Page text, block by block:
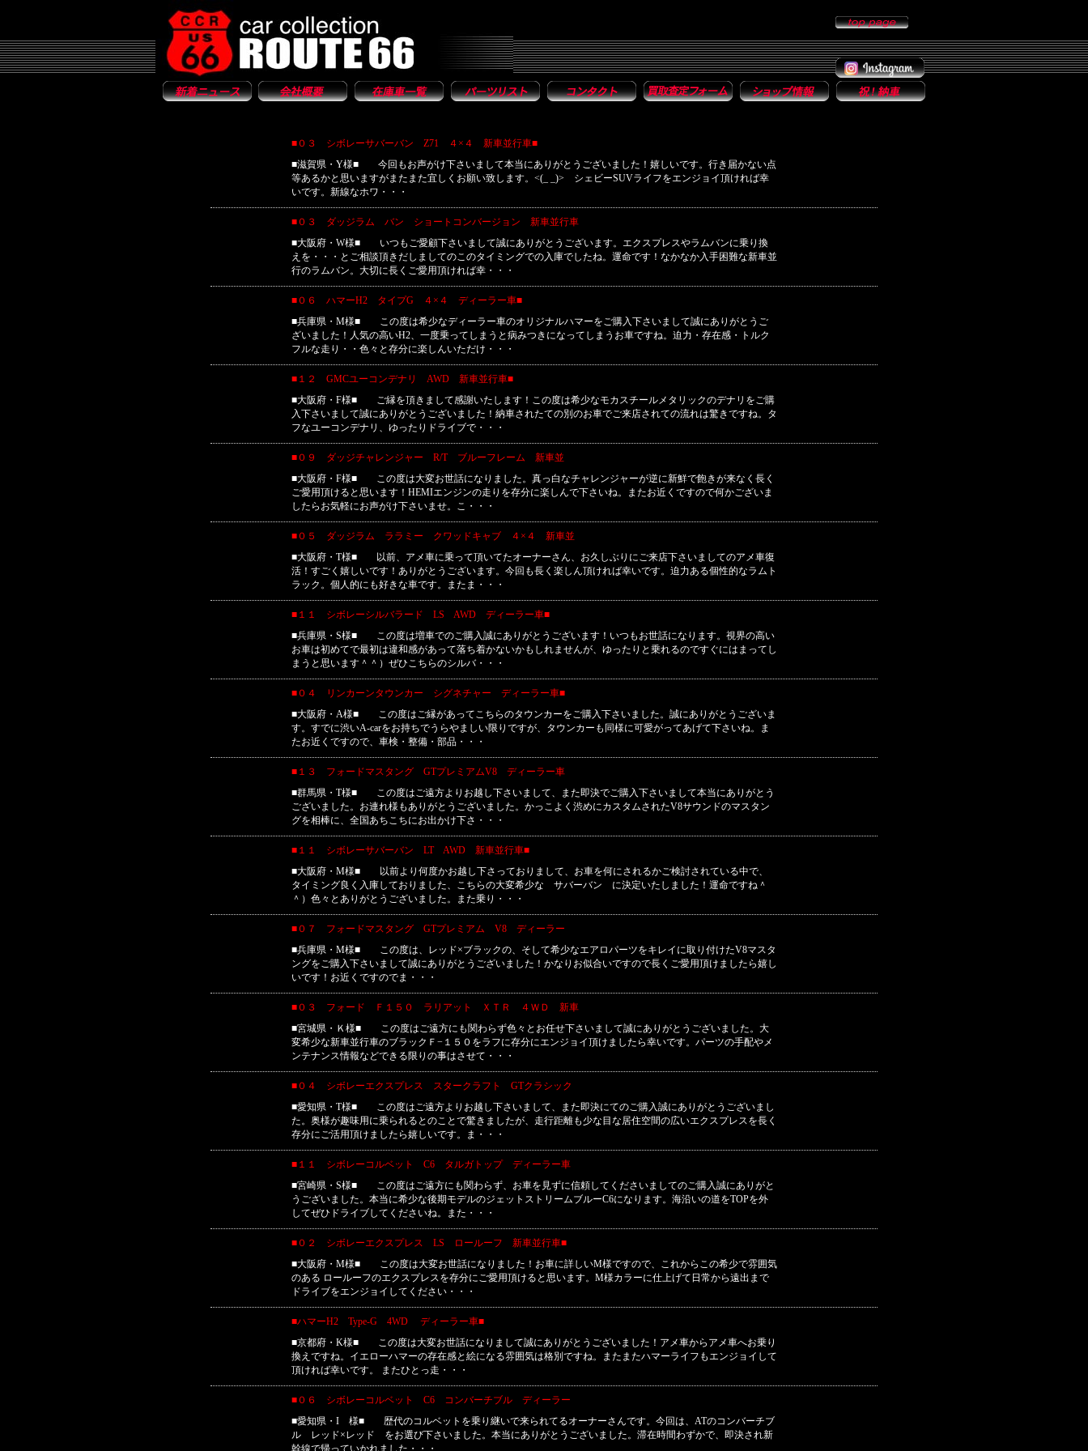
■０３ シボレーサバーバン Z71 ４×４ 新車並行車■
■滋賀県・Y様■ 今回もお声がけ下さいまして本当にありがとうございました！嬉しいです。行き届かない点
等あるかと思いますがまたまた宜しくお願い致します。<(_ _)> シェビーSUVライフをエンジョイ頂ければ幸
いです。新線なホワ・・・
■０３ ダッジラム バン ショートコンバージョン 新車並行車
■大阪府・W様■ いつもご愛顧下さいまして誠にありがとうございます。エクスプレスやラムバンに乗り換
えを・・・とご相談頂きだしましてのこのタイミングでの入庫でしたね。運命です！なかなか入手困難な新車並
行のラムバン。大切に長くご愛用頂ければ幸・・・
■０６ ハマーH2 タイプG ４×４ ディーラー車■
■兵庫県・M様■ この度は希少なディーラー車のオリジナルハマーをご購入下さいまして誠にありがとうご
ざいました！人気の高いH2、一度乗ってしまうと病みつきになってしまうお車ですね。迫力・存在感・トルク
フルな走り・・色々と存分に楽しんいただけ・・・
■１２ GMCユーコンデナリ AWD 新車並行車■
■大阪府・F様■ ご縁を頂きまして感謝いたします！この度は希少なモカスチールメタリックのデナリをご購
入下さいまして誠にありがとうございました！納車されたての別のお車でご来店されての流れは驚きですね。タ
フなユーコンデナリ、ゆったりドライブで・・・
■０９ ダッジチャレンジャー R/T ブルーフレーム 新車並
■大阪府・F様■ この度は大変お世話になりました。真っ白なチャレンジャーが逆に新鮮で飽きが来なく長く
ご愛用頂けると思います！HEMIエンジンの走りを存分に楽しんで下さいね。またお近くですので何かございま
したらお気軽にお声がけ下さいませ。こ・・・
■０５ ダッジラム ララミー クワッドキャブ ４×４ 新車並
■大阪府・T様■ 以前、アメ車に乗って頂いてたオーナーさん、お久しぶりにご来店下さいましてのアメ車復
活！すごく嬉しいです！ありがとうございます。今回も長く楽しん頂ければ幸いです。迫力ある個性的なラムト
ラック。個人的にも好きな車です。またま・・・
■１１ シボレーシルバラード LS AWD ディーラー車■
■兵庫県・S様■ この度は増車でのご購入誠にありがとうございます！いつもお世話になります。視界の高い
お車は初めてで最初は違和感があって落ち着かないかもしれませんが、ゆったりと乗れるのですぐにはまってし
まうと思います＾＾）ぜひこちらのシルバ・・・
■０４ リンカーンタウンカー シグネチャー ディーラー車■
■大阪府・A様■ この度はご縁があってこちらのタウンカーをご購入下さいました。誠にありがとうございま
す。すでに渋いA-carをお持ちでうらやましい限りですが、タウンカーも同様に可愛がってあげて下さいね。ま
たお近くですので、車検・整備・部品・・・
■１３ フォードマスタング GTプレミアムV8 ディーラー車
■群馬県・T様■ この度はご遠方よりお越し下さいまして、また即決でご購入下さいまして本当にありがとう
ございました。お連れ様もありがとうございました。かっこよく渋めにカスタムされたV8サウンドのマスタン
グを相棒に、全国あちこちにお出かけ下さ・・・
■１１ シボレーサバーバン LT AWD 新車並行車■
■大阪府・M様■ 以前より何度かお越し下さっておりまして、お車を何にされるかご検討されている中で、
タイミング良く入庫しておりました、こちらの大変希少な サバーバン に決定いたしました！運命ですね＾
＾）色々とありがとうございました。また乗り・・・
■０７ フォードマスタング GTプレミアム V8 ディーラー
■兵庫県・M様■ この度は、レッド×ブラックの、そして希少なエアロパーツをキレイに取り付けたV8マスタ
ングをご購入下さいまして誠にありがとうございました！かなりお似合いですので長くご愛用頂けましたら嬉し
いです！お近くですのでま・・・
■０３ フォード Ｆ１５０ ラリアット ＸＴＲ ４ＷＤ 新車
■宮城県・Ｋ様■ この度はご遠方にも関わらず色々とお任せ下さいまして誠にありがとうございました。大
変希少な新車並行車のブラックＦ−１５０をラフに存分にエンジョイ頂けましたら幸いです。パーツの手配やメ
ンテナンス情報などできる限りの事はさせて・・・
■０４ シボレーエクスプレス スタークラフト GTクラシック
■愛知県・T様■ この度はご遠方よりお越し下さいまして、また即決にてのご購入誠にありがとうございまし
た。奥様が趣味用に乗られるとのことで驚きましたが、走行距離も少な目な居住空間の広いエクスプレスを長く
存分にご活用頂けましたら嬉しいです。ま・・・
■１１ シボレーコルベット C6 タルガトップ ディーラー車
■宮崎県・S様■ この度はご遠方にも関わらず、お車を見ずに信頼してくださいましてのご購入誠にありがと
うございました。本当に希少な後期モデルのジェットストリームブルーC6になります。海沿いの道をTOPを外
してぜひドライブしてくださいね。また・・・
■０２ シボレーエクスプレス LS ロールーフ 新車並行車■
■大阪府・M様■ この度は大変お世話になりました！お車に詳しいM様ですので、これからこの希少で雰囲気
のある ロールーフのエクスプレスを存分にご愛用頂けると思います。M様カラーに仕上げて日常から遠出まで
ドライブをエンジョイしてください・・・
■ハマーH2 Type-G 4WD ディーラー車■
■京都府・K様■ この度は大変お世話になりまして誠にありがとうございました！アメ車からアメ車へお乗り
換えですね。イエローハマーの存在感と絵になる雰囲気は格別ですね。またまたハマーライフもエンジョイして
頂ければ幸いです。 またひとっ走・・・
■０６ シボレーコルベット C6 コンバーチブル ディーラー
■愛知県・I 様■ 歴代のコルベットを乗り継いで来られてるオーナーさんです。今回は、ATのコンバーチブ
ル レッド×レッド をお選び下さいました。本当にありがとうございました。滞在時間わずかで、即決され新
幹線で帰っていかれました・・・